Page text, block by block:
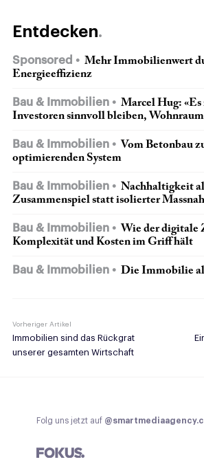
Entdecken
Sponsored
Mehr Immobilienwert
Energieeffizienz
Bau & Immobilien
Marcel Hug: «Es
Investoren sinnvoll bleiben,
Bau & Immobilien
Vom Betonbau
optimierenden System
Bau & Immobilien
Nachhaltigkeit
Zusammenspiel statt isolierter
Bau & Immobilien
Wie der digitale
Komplexität und Kosten im Griff hält
Bau & Immobilien Die Immobilie
Vorheriger Artikel
Immobilien sind das Rückgrat
unserer gesamten Wirtschaft
Folg uns jetzt auf